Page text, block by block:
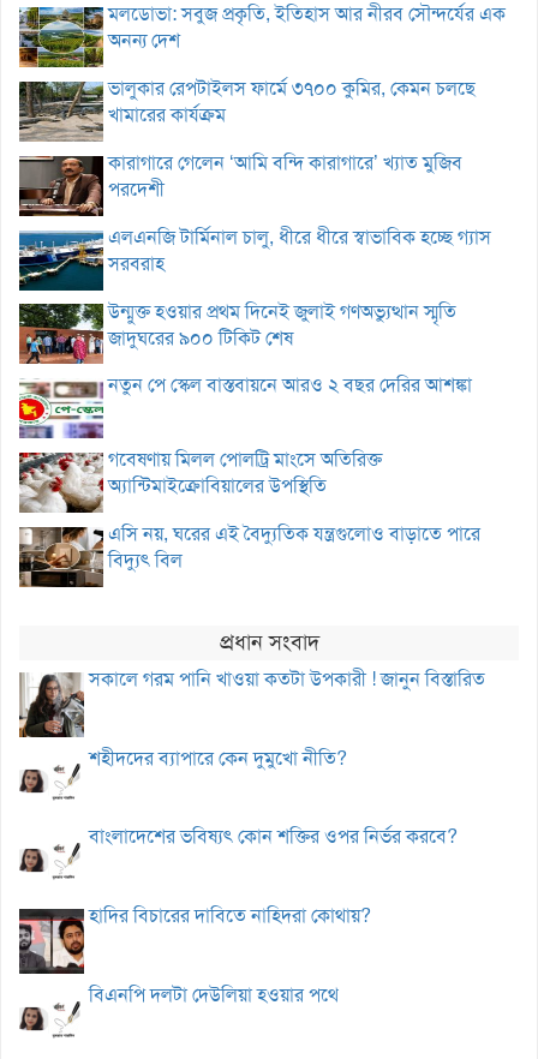
মলডোভা: সবুজ প্রকৃতি, ইতিহাস আর নীরব সৌন্দর্যের এক
অনন্য দেশ
ভালুকার রেপটাইলস ফার্মে ৩৭০০ কুমির, কেমন চলছে
খামারের কার্যক্রম
কারাগারে গেলেন ‘আমি বন্দি কারাগারে’ খ্যাত মুজিব
পরদেশী
এলএনজি টার্মিনাল চালু, ধীরে ধীরে স্বাভাবিক হচ্ছে গ্যাস
সরবরাহ
উন্মুক্ত হওয়ার প্রথম দিনেই জুলাই গণঅভ্যুত্থান স্মৃতি
জাদুঘরের ৯০০ টিকিট শেষ
নতুন পে স্কেল বাস্তবায়নে আরও ২ বছর দেরির আশঙ্কা
গবেষণায় মিলল পোলট্রি মাংসে অতিরিক্ত
অ্যান্টিমাইক্রোবিয়ালের উপস্থিতি
এসি নয়, ঘরের এই বৈদ্যুতিক যন্ত্রগুলোও বাড়াতে পারে
বিদ্যুৎ বিল
প্রধান সংবাদ
সকালে গরম পানি খাওয়া কতটা উপকারী ! জানুন বিস্তারিত
শহীদদের ব্যাপারে কেন দুমুখো নীতি?
বাংলাদেশের ভবিষ্যৎ কোন শক্তির ওপর নির্ভর করবে?
হাদির বিচারের দাবিতে নাহিদরা কোথায়?
বিএনপি দলটা দেউলিয়া হওয়ার পথে